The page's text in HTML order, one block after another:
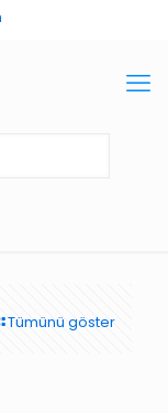
Tümünü göster